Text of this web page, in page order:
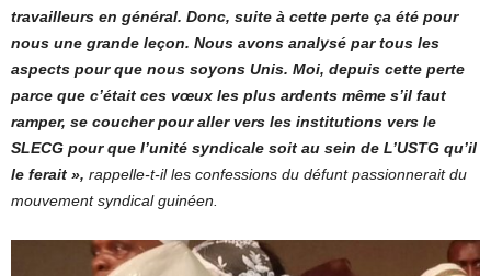
travailleurs en général. Donc, suite à cette perte ça été pour
nous une grande leçon. Nous avons analysé par tous les
aspects pour que nous soyons Unis. Moi, depuis cette perte
parce que c’était ces vœux les plus ardents même s’il faut
ramper, se coucher pour aller vers les institutions vers le
SLECG pour que l’unité syndicale soit au sein de L’USTG qu’il
le ferait », rappelle-t-il les confessions du défunt passionnerait du
mouvement syndical guinéen.